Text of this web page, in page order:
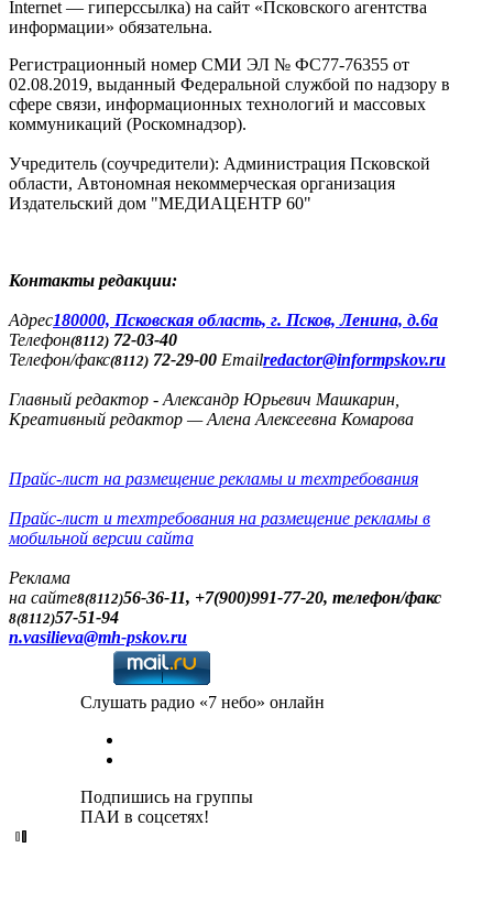
Internet — гиперссылка) на сайт «Псковского агентства
информации» обязательна.
Регистрационный номер СМИ ЭЛ № ФС77-76355 от
02.08.2019, выданный Федеральной службой по надзору в
сфере связи, информационных технологий и массовых
коммуникаций (Роскомнадзор).
Учредитель (соучредители): Администрация Псковской
области, Автономная некоммерческая организация
Издательский дом "МЕДИАЦЕНТР 60"
Контакты редакции:
Адреc180000, Псковская область, г. Псков, Ленина, д.6а
Телефон(8112) 72-03-40
Телефон/факс(8112) 72-29-00 Emailredactor@informpskov.ru
Главный редактор - Александр Юрьевич Машкарин,
Креативный редактор — Алена Алексеевна Комарова
Прайс-лист на размещение рекламы и техтребования
Прайс-лист и техтребования на размещение рекламы в
мобильной версии сайта
Реклама
на сайте8(8112)56-36-11, +7(900)991-77-20, телефон/факс
8(8112)57-51-94
n.vasilieva@mh-pskov.ru
Слушать радио «7 небо» онлайн
Подпишись на группы
ПАИ в соцсетях!